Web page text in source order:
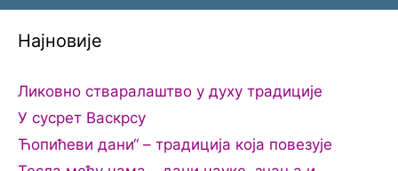
Најновије
Ликовно стваралаштво у духу традиције
У сусрет Васкрсу
Ћопићеви дани“ – традиција која повезује